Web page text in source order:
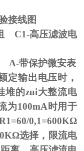
接线图
C1-高压滤波电
A-带保护微安表
定输出电压时，
堆的zui大整流电
为100mA 时用于
0,1=600KΩ
Ω选择，限流电